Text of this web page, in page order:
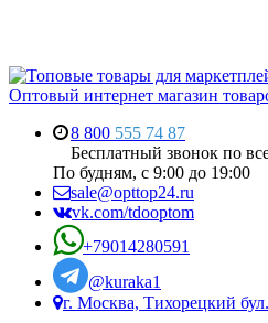
8 800 555 74 87
Бесплатный звонок по
По будням, с 9:00 до 19:00
sale@opttop24.ru
vk.com/tdooptom
+79014280591
@kuraka1
г. Москва, Тихорецкий